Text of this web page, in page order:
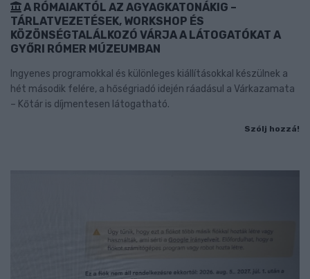
A RÓMAIAKTÓL AZ AGYAGKATONÁKIG –
TÁRLATVEZETÉSEK, WORKSHOP ÉS
KÖZÖNSÉGTALÁLKOZÓ VÁRJA A LÁTOGATÓKAT A
GYŐRI RÓMER MÚZEUMBAN
Ingyenes programokkal és különleges kiállításokkal készülnek a
hét második felére, a hőségriadó idején ráadásul a Várkazamata
– Kőtár is díjmentesen látogatható.
Szólj hozzá!